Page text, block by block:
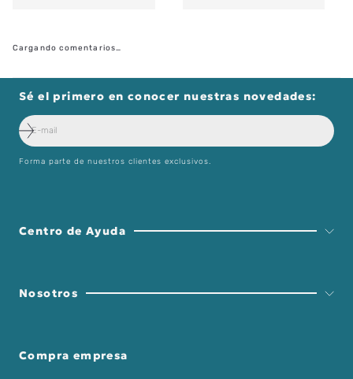
Cargando comentarios…
Sé el primero en conocer nuestras novedades:
Forma parte de nuestros clientes exclusivos.
Centro de Ayuda
Nosotros
Compra empresa